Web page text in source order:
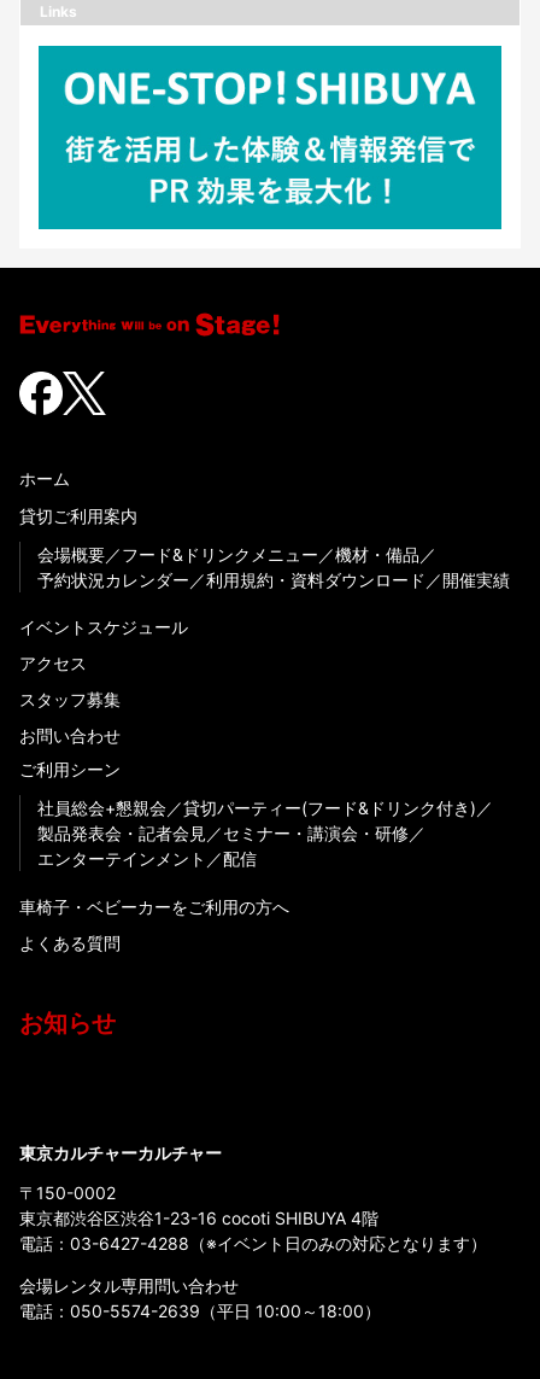
Links
ホーム
貸切ご利用案内
会場概要
フード&ドリンクメニュー
機材・備品
予約状況カレンダー
利用規約・資料ダウンロード 開催実績
イベントスケジュール
アクセス
スタッフ募集
お問い合わせ
ご利用シーン
社員総会+懇親会
貸切パーティー(フード&ドリンク付き)
製品発表会・記者会見
セミナー・講演会・研修
エンターテインメント
配信
車椅子・ベビーカーをご利用の方へ
よくある質問
お知らせ
東京カルチャーカルチャー
〒150-0002
東京都渋谷区渋谷1-23-16 cocoti SHIBUYA 4階
電話： 03-6427-4288 （※イベント日のみの対応となります）
会場レンタル専用問い合わせ
電話： 050-5574-2639 （平日 10:00～18:00）